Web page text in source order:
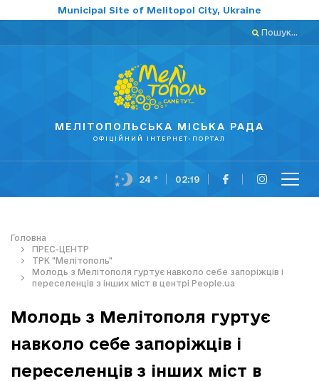
Municipal Site of Melitopol City, Ukraine
Пошук...
МЕЛІТОПОЛЬСЬКА МІСЬКА РАДА
ОФІЦІЙНИЙ ІНТЕРНЕТ-ПОРТАЛ
24 ° 02:19
Головна
ПРЕС-ЦЕНТР
ТРК "Мелітополь"
Молодь з Мелітополя гуртує навколо себе запоріжців і
переселенців з інших міст в центрі People.ua
Молодь з Мелітополя гуртує
навколо себе запоріжців і
переселенців з інших міст в